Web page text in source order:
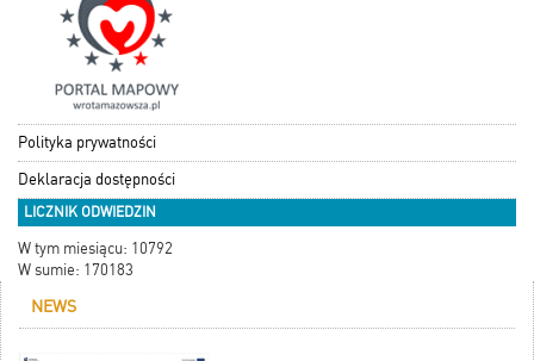
Polityka prywatności
Deklaracja dostępności
LICZNIK ODWIEDZIN
W tym miesiącu: 10792
W sumie: 170183
NEWS